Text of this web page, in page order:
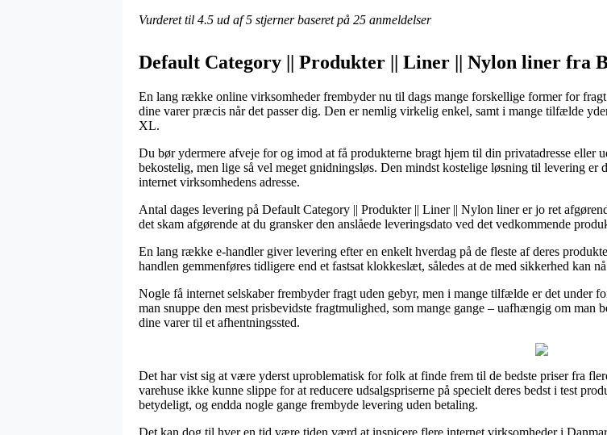
Vurderet til 4.5 ud af 5 stjerner baseret på 25 anmeldelser
Default Category || Produkter || Liner || Nylon liner fra
En lang række online virksomheder frembyder nu til dags mange forskellige former for
dine varer præcis når det passer dig. Den er nemlig virkelig enkel, samt i mange tilfælde
XL.
Du bør ydermere afveje for og imod at få produkterne bragt hjem til din privatadresse eller
bekostelig, men lige så vel meget gnidningsløs. Den mindst kostelige løsning til levering
internet virksomhedens adresse.
Antal dages levering på Default Category || Produkter || Liner || Nylon liner er jo ret
det skam afgørende at du gransker den anslåede leveringsdato ved det vedkommende
En lang række e-handler giver levering efter en enkelt hverdag på de fleste af deres
handlen gemmenføres tidligere end et fastsat klokkeslæt, således at de med sikkerhed kan
Nogle få internet selskaber frembyder fragt uden gebyr, men i mange tilfælde er det under
man snuppe den mest prisbevidste fragtmulighed, som mange gange – uafhængig om
dine varer til et afhentningssted.
Det har vist sig at være yderst uproblematisk for folk at finde frem til de bedste priser fra
varehuse ikke kunne slippe for at reducere udsalgspriserne på specielt deres bedst i test
betydeligt, og endda nogle gange frembyde levering uden betaling.
Det kan dog til hver en tid være tiden værd at inspicere flere internet virksomheder i